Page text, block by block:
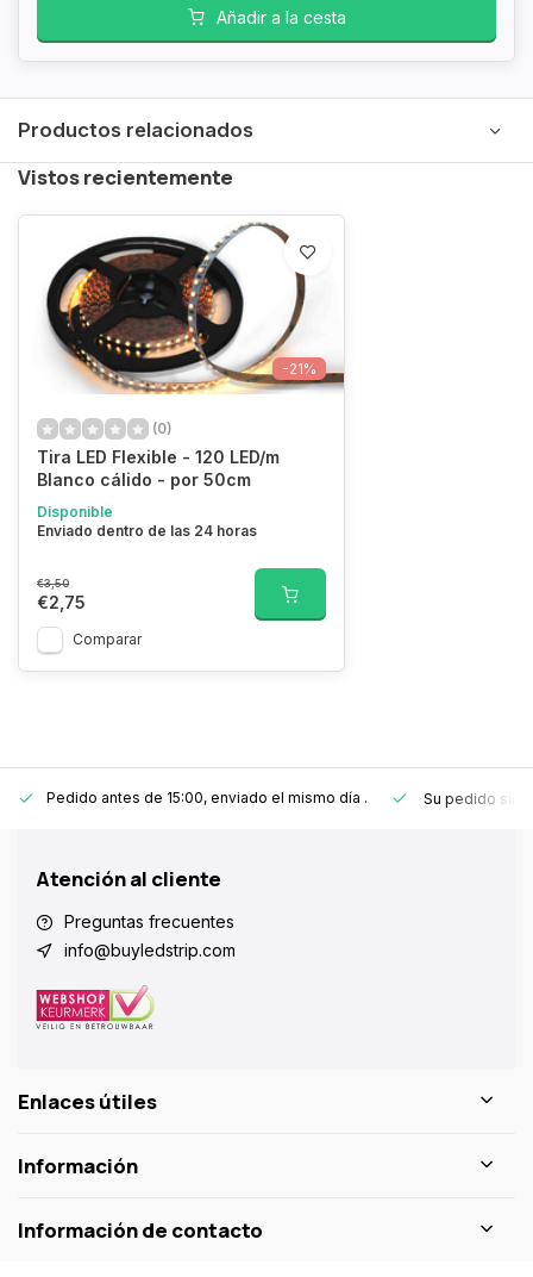
Añadir a la cesta
Productos relacionados
Vistos recientemente
-21%
(0)
Tira LED Flexible - 120 LED/m
Blanco cálido - por 50cm
Disponible
Enviado dentro de las 24 horas
€3,50
€2,75
Comparar
Pedido antes de 15:00, enviado el mismo día . Su pedido
Atención al cliente
Preguntas frecuentes
info@buyledstrip.com
Enlaces útiles
Información
Información de contacto